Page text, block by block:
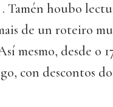
Tamén houbo
de un roteiro
mesmo, desde o
con descontos do